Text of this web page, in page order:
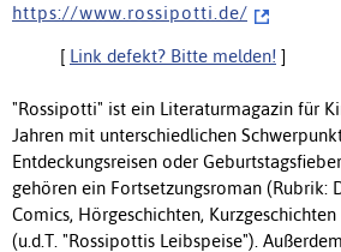
h t t p s : / / w w w . r o s s i p o t t i . d e /
[ Link defekt? Bitte melden! ]
"Rossipotti" ist ein Literaturmagazin für
Jahren mit unterschiedlichen
Entdeckungsreisen oder
gehören ein Fortsetzungsroman (Rubrik:
Comics, Hörgeschichten,
(u.d.T. "Rossipottis Leibspeise").